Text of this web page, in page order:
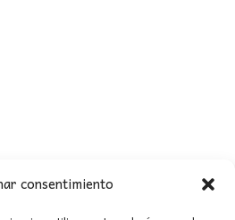
consentimiento